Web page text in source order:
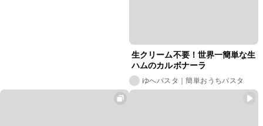
生クリーム不要！世界一簡単な生
ハムのカルボナーラ
ゆへパスタ｜簡単おうちパスタ